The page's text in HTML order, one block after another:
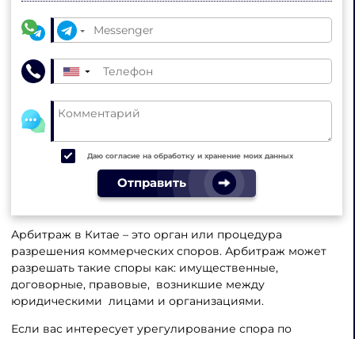
▼
Даю согласие на обработку и хранение моих данных
Отправить
Арбитраж в Китае – это орган или процедура
разрешения коммерческих споров. Арбитраж может
разрешать такие споры как: имущественные,
договорные, правовые, возникшие между
юридическими лицами и организациями.
Если вас интересует урегулирование спора по